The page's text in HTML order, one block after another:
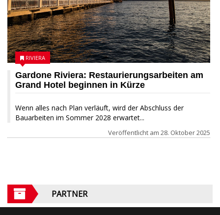
Gardone Riviera: Restaurierungsarbeiten am
Grand Hotel beginnen in Kürze
Wenn alles nach Plan verläuft, wird der Abschluss der
Bauarbeiten im Sommer 2028 erwartet...
RIVIERA
Veröffentlicht am 28. Oktober 2025
PARTNER